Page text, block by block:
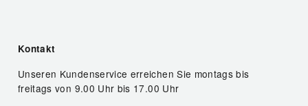
Kontakt
Unseren Kundenservice erreichen Sie montags bis
freitags von 9.00 Uhr bis 17.00 Uhr